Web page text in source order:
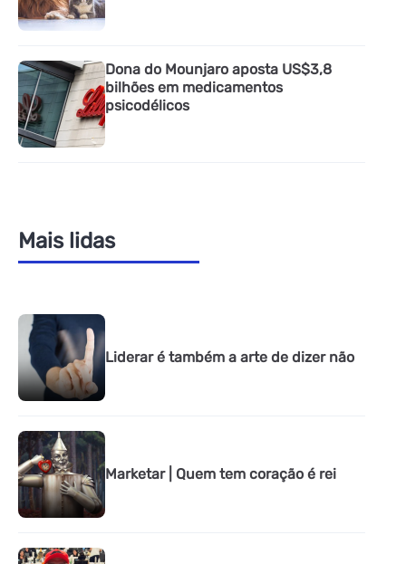
Dona do Mounjaro aposta US$3,8
bilhões em medicamentos
psicodélicos
Mais lidas
Liderar é também a arte de dizer não
Marketar | Quem tem coração é rei